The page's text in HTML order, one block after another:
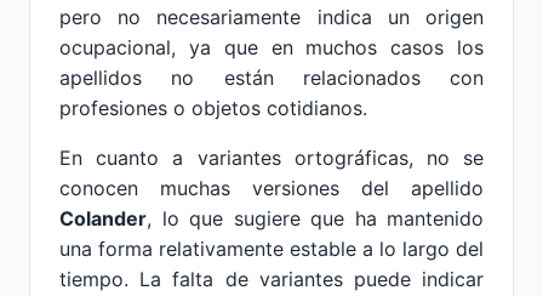
pero no necesariamente indica un origen
ocupacional, ya que en muchos casos los
apellidos no están relacionados con
profesiones o objetos cotidianos.
En cuanto a variantes ortográficas, no se
conocen muchas versiones del apellido
Colander, lo que sugiere que ha mantenido
una forma relativamente estable a lo largo del
tiempo. La falta de variantes puede indicar